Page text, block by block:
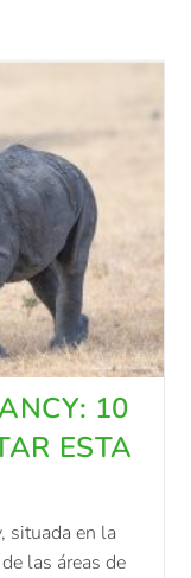
10
ESTA
situada en la
las áreas de